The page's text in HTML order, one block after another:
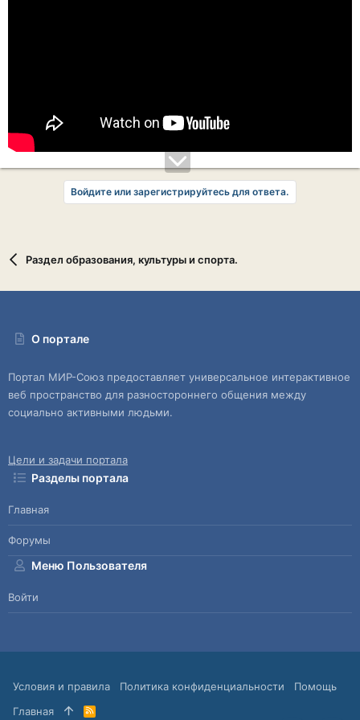
Войдите или зарегистрируйтесь для ответа.
Раздел образования, культуры и спорта.
О портале
Портал МИР-Союз предоставляет универсальное интерактивное
веб пространство для разностороннего общения между
социально активными людьми.
Цели и задачи портала
Разделы портала
Главная
Форумы
Меню Пользователя
Войти
Условия и правила Политика конфиденциальности
Помощь
Главная
R